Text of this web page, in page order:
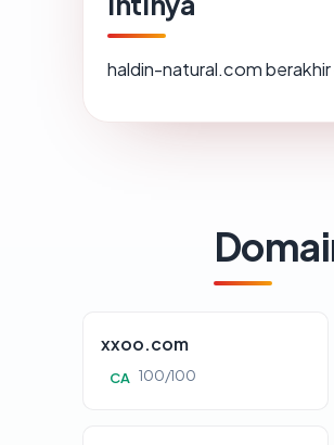
haldin-natural.com berakhir
xxoo.com
CA 100/100